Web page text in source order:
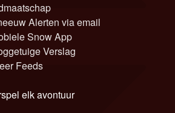
Alerten via email
Snow App
Verslag
Feeds
elk avontuur